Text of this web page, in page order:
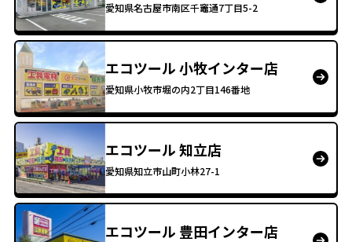
愛知県名古屋市南区千竈通7丁目5-2
エコツール 小牧インター店
愛知県小牧市堀の内2丁目146番地
エコツール 知立店
愛知県知立市山町小林27-1
エコツール 豊田インター店